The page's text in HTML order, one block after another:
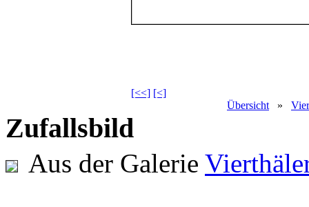
[<<] [<]
Übersicht »
Zufallsbild
Aus der Galerie